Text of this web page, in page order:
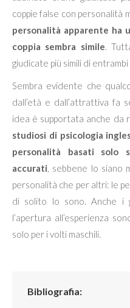
coppie false con personalità
personalità apparente ha
coppia sembra simile .
giudicate più simili di entrambi
Sembra evidente che
dall’età e dall’attrattiva fa
idea è supportata anche
studiosi di psicologia
personalità basati solo
accurati , sebbene lo
personalità che per altri: le
di solito lo sono. Anche i
l’apertura all’esperienza
solo per i volti maschili.
Bibliografia: